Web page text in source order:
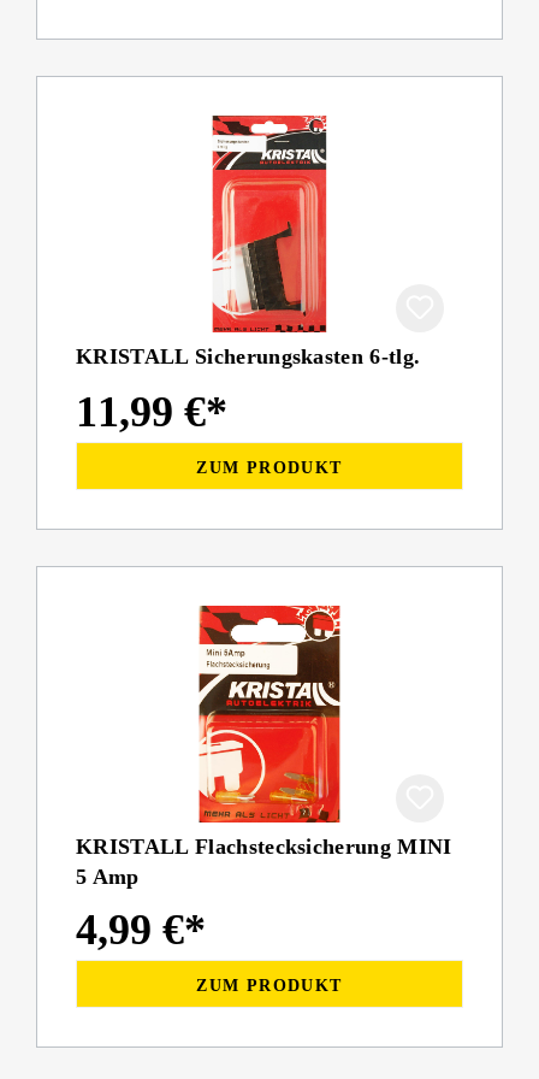
KRISTALL Sicherungskasten 6-tlg.
11,99 €*
ZUM PRODUKT
KRISTALL Flachstecksicherung MINI
5 Amp
4,99 €*
ZUM PRODUKT